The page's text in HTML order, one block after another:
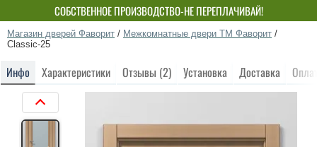
СОБСТВЕННОЕ ПРОИЗВОДСТВО-НЕ ПЕРЕПЛАЧИВАЙ!
Магазин дверей Фаворит / Межкомнатные двери ТМ Фаворит /
Classic-25
Инфо Характеристики Отзывы (2) Установка Доставка